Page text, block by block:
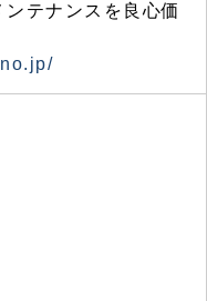
テナンスを良心価